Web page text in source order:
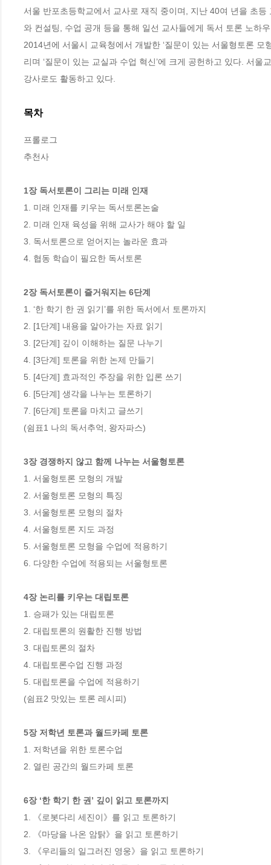
서울 반포초등학교에서 교사로 재직 중이며, 지난 40여 년을 초
와 컨설팅, 수업 공개 등을 통해 일선 교사들에게 독서 토론 노하
2014년에 서울시 교육청에서 개발한 ‘질문이 있는 서울형토론 모
리며 ‘질문이 있는 교실과 수업 혁신’에 크게 공헌하고 있다. 서
강사로도 활동하고 있다.
목차
프롤로그
추천사
1장 독서토론이 그리는 미래 인재
1. 미래 인재를 키우는 독서토론논술
2. 미래 인재 육성을 위해 교사가 해야 할 일
3. 독서토론으로 얻어지는 놀라운 효과
4. 협동 학습이 필요한 독서토론
2장 독서토론이 즐거워지는 6단계
1. ‘한 학기 한 권 읽기’를 위한 독서에서 토론까지
2. [1단계] 내용을 알아가는 자료 읽기
3. [2단계] 깊이 이해하는 질문 나누기
4. [3단계] 토론을 위한 논제 만들기
5. [4단계] 효과적인 주장을 위한 입론 쓰기
6. [5단계] 생각을 나누는 토론하기
7. [6단계] 토론을 마치고 글쓰기
(쉼표1 나의 독서추억, 왕자파스)
3장 경쟁하지 않고 함께 나누는 서울형토론
1. 서울형토론 모형의 개발
2. 서울형토론 모형의 특징
3. 서울형토론 모형의 절차
4. 서울형토론 지도 과정
5. 서울형토론 모형을 수업에 적용하기
6. 다양한 수업에 적용되는 서울형토론
4장 논리를 키우는 대립토론
1. 승패가 있는 대립토론
2. 대립토론의 원활한 진행 방법
3. 대립토론의 절차
4. 대립토론수업 진행 과정
5. 대립토론을 수업에 적용하기
(쉼표2 맛있는 토론 레시피)
5장 저학년 토론과 월드카페 토론
1. 저학년을 위한 토론수업
2. 열린 공간의 월드카페 토론
6장 ‘한 학기 한 권’ 깊이 읽고 토론까지
1. 《로봇다리 세진이》를 읽고 토론하기
2. 《마당을 나온 암탉》을 읽고 토론하기
3. 《우리들의 일그러진 영웅》을 읽고 토론하기